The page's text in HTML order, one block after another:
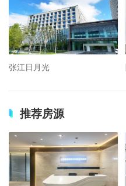
张江日月光
推荐房源